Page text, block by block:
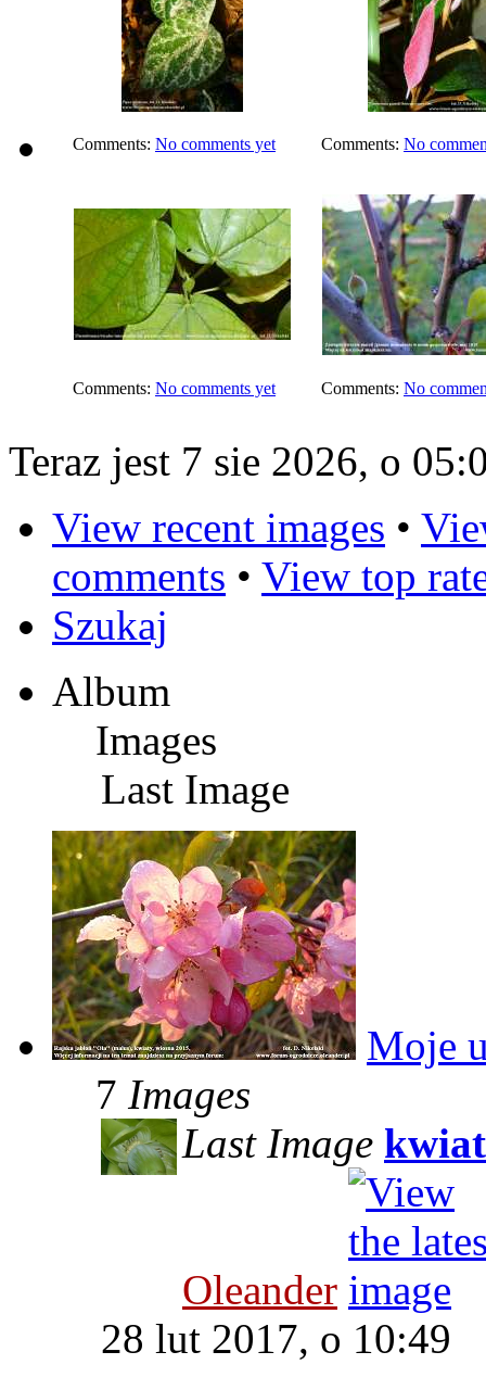
Comments: No comments yet Comments: No
Comments: No comments yet Comments: No
Teraz jest 7 sie 2026, o
View recent images •
comments • View top
Szukaj
Album
Images
Last Image
Moje
7 Images
Last Image
Oleander
28 lut 2017, o 10:49